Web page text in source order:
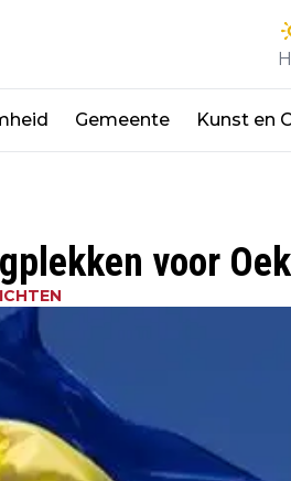
Gemeente Kunst en
voor